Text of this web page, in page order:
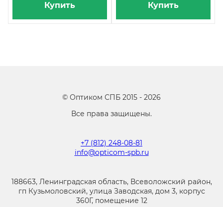
Купить Купить
© Оптиком СПБ 2015 - 2026
Все права защищены.
+7 (812) 248-08-81
info@opticom-spb.ru
188663, Ленинградская область, Всеволожский район,
гп Кузьмоловский, улица Заводская, дом 3, корпус
360Г, помещение 12